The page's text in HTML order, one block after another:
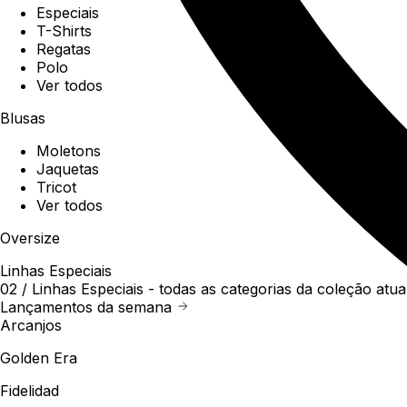
Especiais
T-Shirts
Regatas
Polo
Ver todos
Blusas
Moletons
Jaquetas
Tricot
Ver todos
Oversize
Linhas Especiais
02 / Linhas Especiais - todas as categorias da coleção
Lançamentos da semana
Arcanjos
Golden Era
Fidelidad